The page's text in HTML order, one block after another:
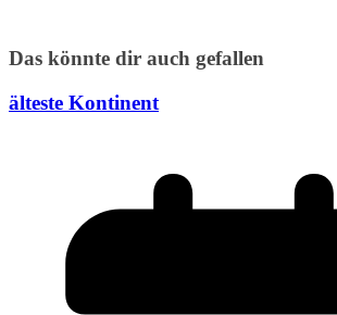
Das könnte dir auch gefallen
älteste Kontinent